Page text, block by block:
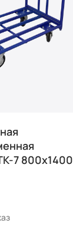
7 800х1400